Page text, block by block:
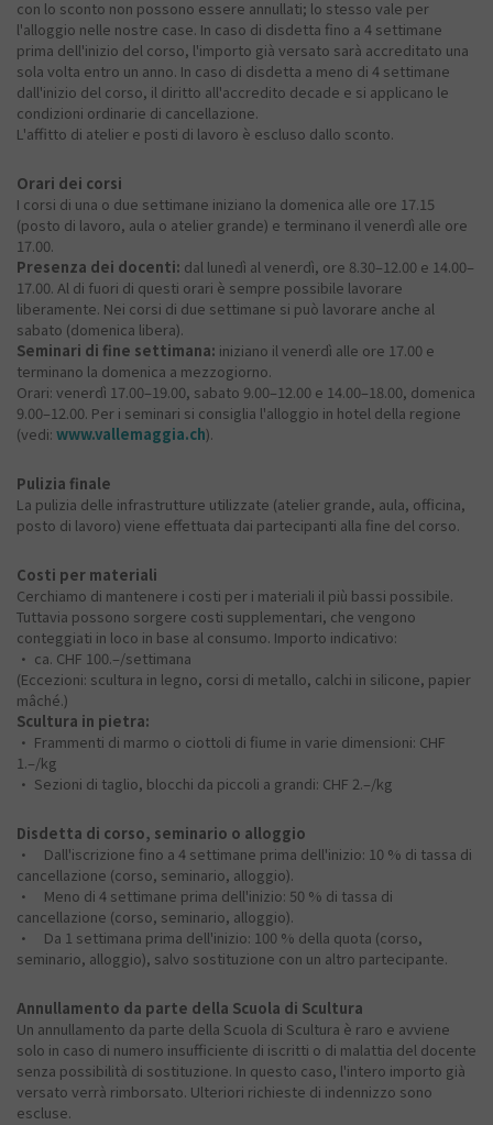
con lo sconto non possono essere annullati; lo stesso vale per
l'alloggio nelle nostre case. In caso di disdetta fino a 4 settimane
prima dell'inizio del corso, l'importo già versato sarà accreditato una
sola volta entro un anno. In caso di disdetta a meno di 4 settimane
dall'inizio del corso, il diritto all'accredito decade e si applicano le
condizioni ordinarie di cancellazione.
L'affitto di atelier e posti di lavoro è escluso dallo sconto.
Orari dei corsi
I corsi di una o due settimane iniziano la domenica alle ore 17.15
(posto di lavoro, aula o atelier grande) e terminano il venerdì alle ore
17.00.
Presenza dei docenti: dal lunedì al venerdì, ore 8.30–12.00 e 14.00–
17.00. Al di fuori di questi orari è sempre possibile lavorare
liberamente. Nei corsi di due settimane si può lavorare anche al
sabato (domenica libera).
Seminari di fine settimana: iniziano il venerdì alle ore 17.00 e
terminano la domenica a mezzogiorno.
Orari: venerdì 17.00–19.00, sabato 9.00–12.00 e 14.00–18.00, domenica
9.00–12.00. Per i seminari si consiglia l'alloggio in hotel della regione
(vedi: www.vallemaggia.ch).
Pulizia finale
La pulizia delle infrastrutture utilizzate (atelier grande, aula, officina,
posto di lavoro) viene effettuata dai partecipanti alla fine del corso.
Costi per materiali
Cerchiamo di mantenere i costi per i materiali il più bassi possibile.
Tuttavia possono sorgere costi supplementari, che vengono
conteggiati in loco in base al consumo. Importo indicativo:
• ca. CHF 100.–/settimana
(Eccezioni: scultura in legno, corsi di metallo, calchi in silicone, papier
mâché.)
Scultura in pietra:
• Frammenti di marmo o ciottoli di fiume in varie dimensioni: CHF
1.–/kg
• Sezioni di taglio, blocchi da piccoli a grandi: CHF 2.–/kg
Disdetta di corso, seminario o alloggio
• Dall'iscrizione fino a 4 settimane prima dell'inizio: 10 % di tassa di
cancellazione (corso, seminario, alloggio).
• Meno di 4 settimane prima dell'inizio: 50 % di tassa di
cancellazione (corso, seminario, alloggio).
• Da 1 settimana prima dell'inizio: 100 % della quota (corso,
seminario, alloggio), salvo sostituzione con un altro partecipante.
Annullamento da parte della Scuola di Scultura
Un annullamento da parte della Scuola di Scultura è raro e avviene
solo in caso di numero insufficiente di iscritti o di malattia del docente
senza possibilità di sostituzione. In questo caso, l'intero importo già
versato verrà rimborsato. Ulteriori richieste di indennizzo sono
escluse.